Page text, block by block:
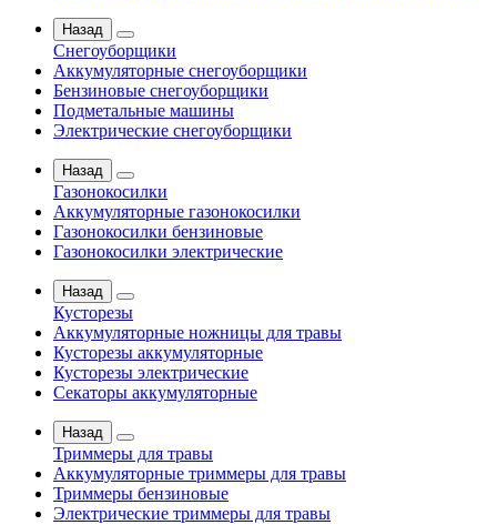
Назад
Снегоуборщики
Аккумуляторные снегоуборщики
Бензиновые снегоуборщики
Подметальные машины
Электрические снегоуборщики
Назад
Газонокосилки
Аккумуляторные газонокосилки
Газонокосилки бензиновые
Газонокосилки электрические
Назад
Кусторезы
Аккумуляторные ножницы для травы
Кусторезы аккумуляторные
Кусторезы электрические
Секаторы аккумуляторные
Назад
Триммеры для травы
Аккумуляторные триммеры для травы
Триммеры бензиновые
Электрические триммеры для травы